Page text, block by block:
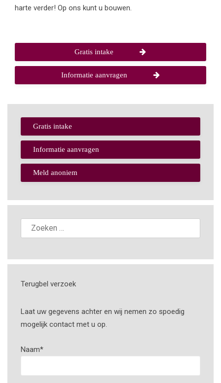
harte verder! Op ons kunt u bouwen.
Gratis intake
Informatie aanvragen
Gratis intake
Informatie aanvragen
Meld anoniem
Terugbel verzoek
Laat uw gegevens achter en wij nemen zo spoedig
mogelijk contact met u op.
Naam*